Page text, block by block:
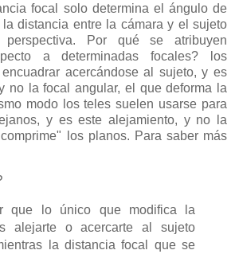
focal solo determina el ángulo de
distancia entre la cámara y el sujeto
Por qué se atribuyen
a determinadas focales? los
acercándose al sujeto, y es
no la focal angular, el que deforma la
modo los teles suelen usarse para
y es este alejamiento, y no la
los planos. Para saber más
que lo único que modifica la
alejarte o acercarte al sujeto
la distancia focal que se